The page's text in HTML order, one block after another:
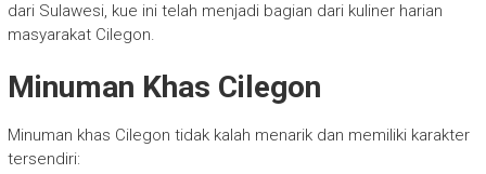
dari Sulawesi, kue ini telah menjadi bagian dari kuliner harian
masyarakat Cilegon.
Minuman Khas Cilegon
Minuman khas Cilegon tidak kalah menarik dan memiliki karakter
tersendiri: